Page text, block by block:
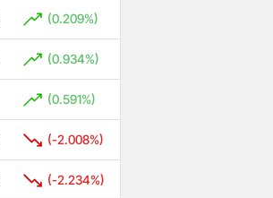
(0.209%)
(0.934%)
(0.591%)
(-2.008%)
(-2.234%)